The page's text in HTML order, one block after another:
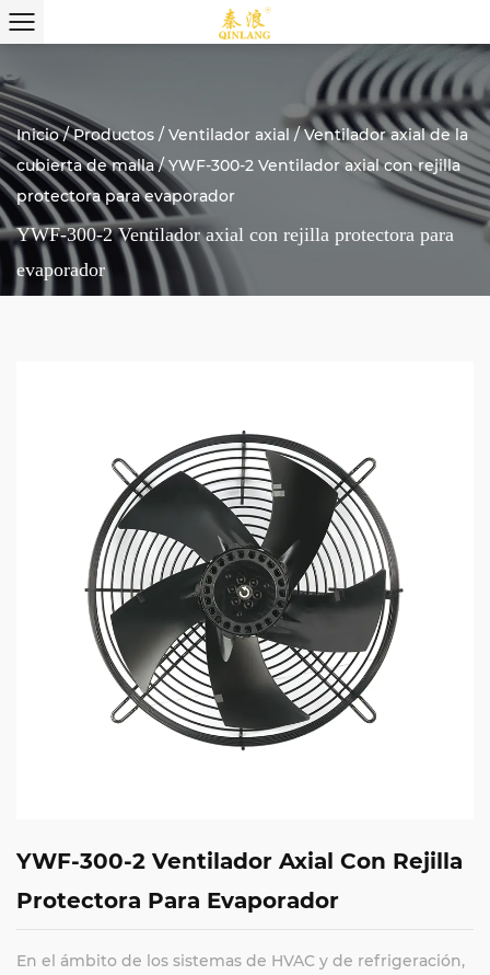
Inicio/Productos / Ventilador axial/Ventilador axial de la
cubierta de malla/YWF-300-2 Ventilador axial con rejilla
protectora para evaporador
YWF-300-2 Ventilador axial con rejilla protectora para
evaporador
YWF-300-2 Ventilador Axial Con Rejilla
Protectora Para Evaporador
En el ámbito de los sistemas de HVAC y de refrigeración,